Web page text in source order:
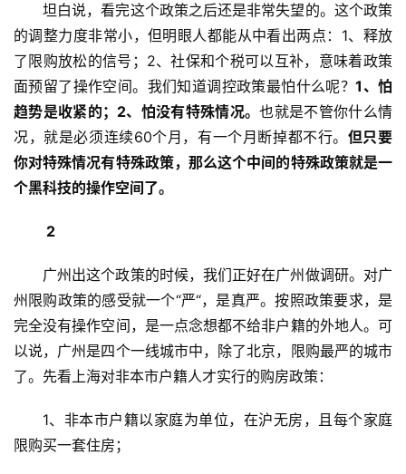
坦白说，看完这个政策之后还是非常失望的。这个政策
的调整力度非常小，但明眼人都能从中看出两点：1、释放
了限购放松的信号；2、社保和个税可以互补，意味着政策
面预留了操作空间。我们知道调控政策最怕什么呢？1、怕
趋势是收紧的； 2、怕没有特殊情况。也就是不管你什么情
况，就是必须连续60个月，有一个月断掉都不行。 但只要
你对特殊情况有特殊政策，那么这个中间的特殊政策就是一
个黑科技的操作空间了。
2
广州出这个政策的时候，我们正好在广州做调研。对广
州限购政策的感受就一个“严“，是真严。按照政策要求，是
完全没有操作空间，是一点念想都不给非户籍的外地人。可
以说，广州是四个一线城市中，除了北京，限购最严的城市
了。先看上海对非本市户籍人才实行的购房政策：
1、非本市户籍以家庭为单位，在沪无房，且每个家庭
限购买一套住房；